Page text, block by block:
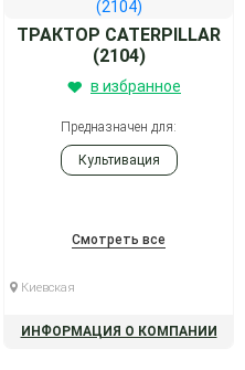
ТРАКТОР CATERPILLAR
(2104)
в избранное
Предназначен для:
Культивация
Смотреть все
Киевская
ИНФОРМАЦИЯ О КОМПАНИИ